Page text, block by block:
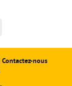
Contactez-nous